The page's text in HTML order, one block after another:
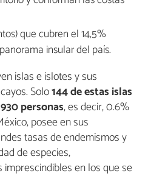
que cubren el 14,5%
insular del país.
islas e islotes y sus
Solo144 de estas islas
personas, es decir, 0.6%
posee en sus
tasas de endemismos y
de especies,
en los que se